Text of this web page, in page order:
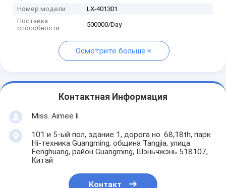
Номер модели
LX-401301
Поставка
способности
500000/Day
Осмотрите больше
Контактная Информация
Miss. Aimee li
101 и 5-ый пол, здание 1, дорога но. 68,18th, парк
Hi-техника Guangming, община Tangjia, улица
Fenghuang, район Guangming, Шэньчжэнь 518107,
Китай
Контакт